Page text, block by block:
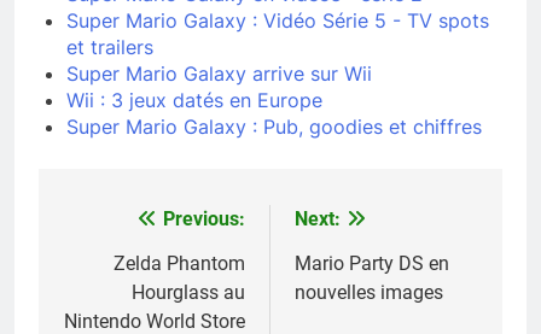
Super Mario Galaxy : Vidéo Série 5 - TV spots
et trailers
Super Mario Galaxy arrive sur Wii
Wii : 3 jeux datés en Europe
Super Mario Galaxy : Pub, goodies et chiffres
Navigation
l’article
Previous:
Zelda Phantom
Hourglass au
Nintendo World Store
Next:
Mario Party DS en
nouvelles images